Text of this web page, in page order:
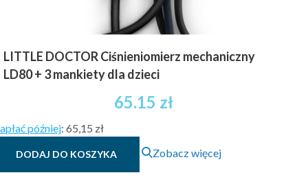
LITTLE DOCTOR Ciśnieniomierz mechaniczny
LD80 + 3 mankiety dla dzieci
65.15 zł
później: 65,15 zł
DODAJ DO KOSZYKA Zobacz więcej